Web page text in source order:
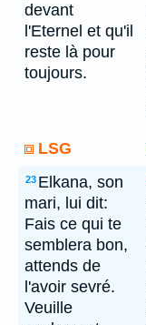
devant
l'Eternel et qu'il
reste là pour
toujours.
LSG
23 Elkana, son
mari, lui dit:
Fais ce qui te
semblera bon,
attends de
l'avoir sevré.
Veuille